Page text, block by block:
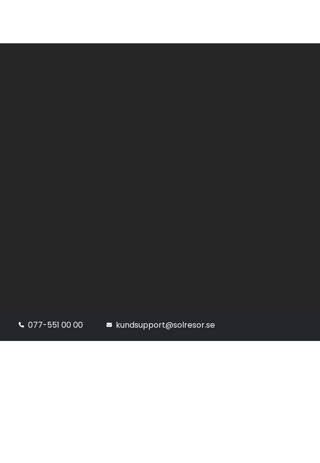
077-551 00 00 kundsupport@solresor.se